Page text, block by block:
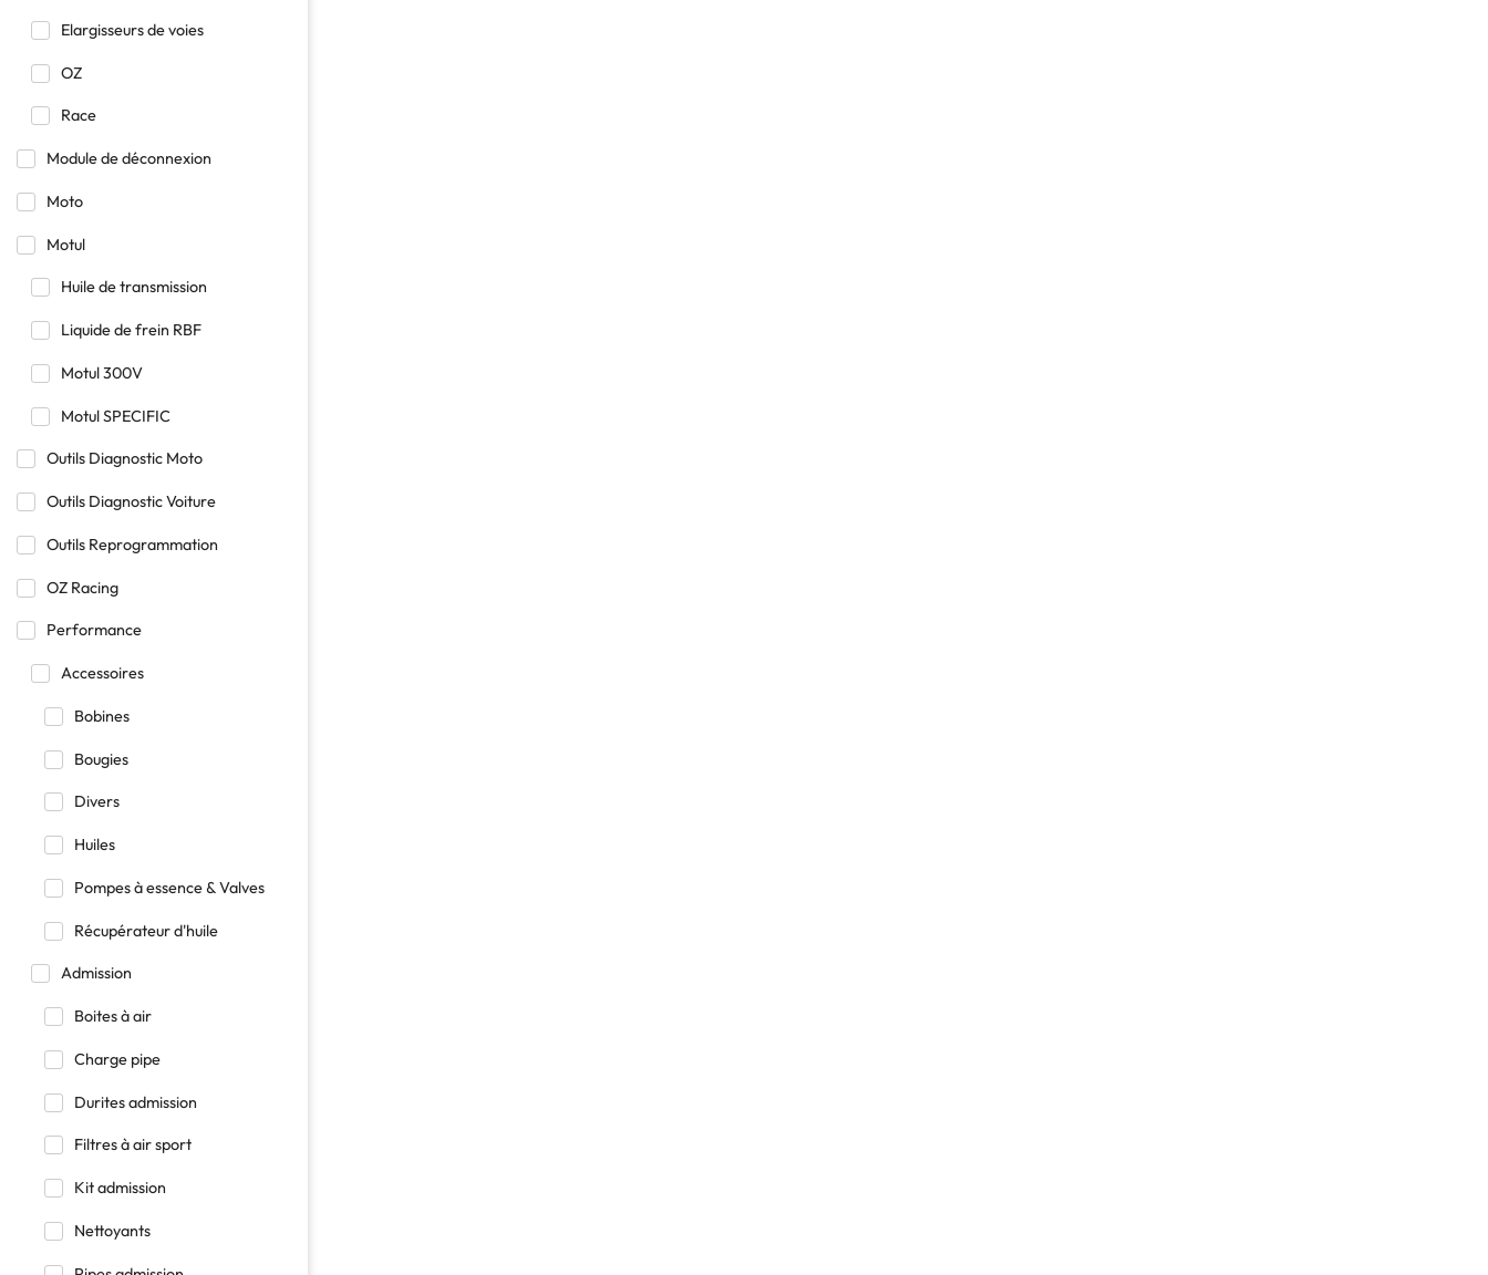
Elargisseurs de voies
OZ
Race
Module de déconnexion
Moto
Motul
Huile de transmission
Liquide de frein RBF
Motul 300V
Motul SPECIFIC
Outils Diagnostic Moto
Outils Diagnostic Voiture
Outils Reprogrammation
OZ Racing
Performance
Accessoires
Bobines
Bougies
Divers
Huiles
Pompes à essence & Valves
Récupérateur d'huile
Admission
Boites à air
Charge pipe
Durites admission
Filtres à air sport
Kit admission
Nettoyants